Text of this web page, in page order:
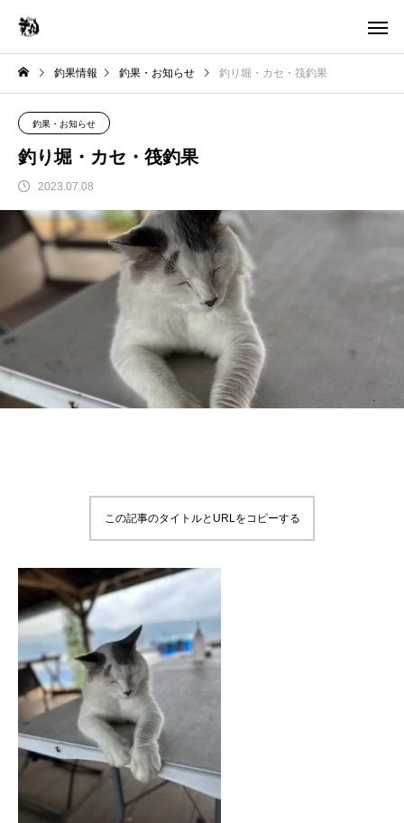
釣果情報 釣果・お知らせ 釣り堀・カセ・筏釣果
釣果・お知らせ
釣り堀・カセ・筏釣果
2023.07.08
この記事のタイトルとURLをコピーする